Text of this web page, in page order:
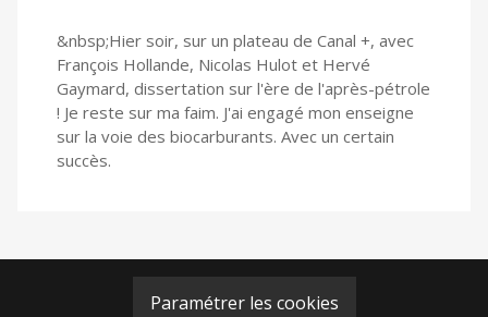
&nbsp;Hier soir, sur un plateau de Canal +, avec
François Hollande, Nicolas Hulot et Hervé
Gaymard, dissertation sur l'ère de l'après-pétrole
! Je reste sur ma faim. J'ai engagé mon enseigne
sur la voie des biocarburants. Avec un certain
succès.
Paramétrer les cookies